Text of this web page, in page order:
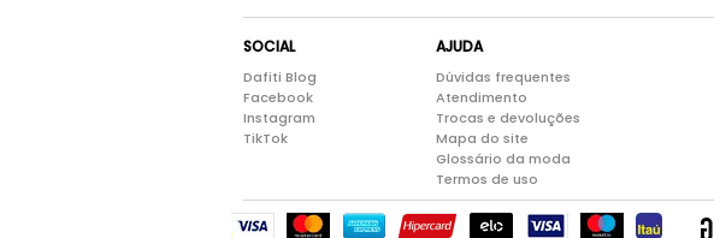
SOCIAL
Dafiti Blog
Facebook
Instagram
TikTok
AJUDA
Dúvidas frequentes
Atendimento
Trocas e devoluções
Mapa do site
Glossário da moda
Termos de uso